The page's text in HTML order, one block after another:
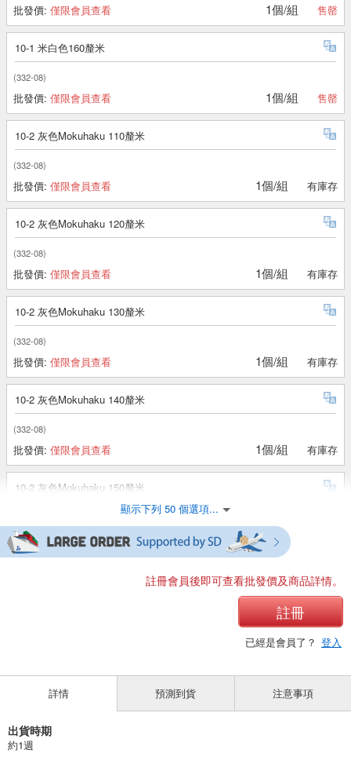
批發價: 僅限會員查看 1個/組 售罄
10-1 米白色160釐米
(332-08)
批發價: 僅限會員查看 1個/組 售罄
10-2 灰色Mokuhaku 110釐米
(332-08)
批發價: 僅限會員查看 1個/組 有庫存
10-2 灰色Mokuhaku 120釐米
(332-08)
批發價: 僅限會員查看 1個/組 有庫存
10-2 灰色Mokuhaku 130釐米
(332-08)
批發價: 僅限會員查看 1個/組 有庫存
10-2 灰色Mokuhaku 140釐米
(332-08)
批發價: 僅限會員查看 1個/組 有庫存
10-2 灰色Mokuhaku 150釐米
批發價: 僅限會員查看 1個/組
1個/組 售罄
1個/組 有庫存
10-3米色120釐米
顯示下列 50 個選項...
註冊會員後即可查看批發價及商品詳情。
註冊
已經是會員了？ 登入
詳情
出貨時期
約1週
預測到貨 注意事項